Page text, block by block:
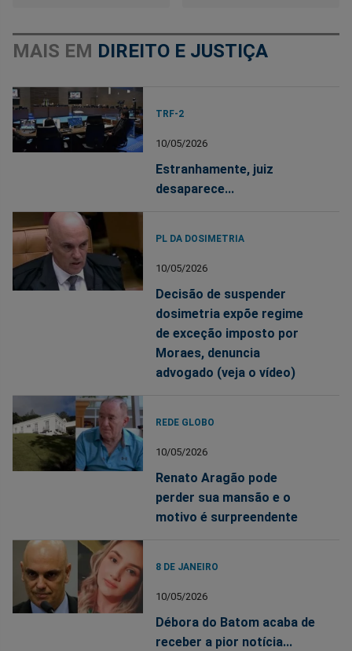
MAIS EM DIREITO E JUSTIÇA
TRF-2
10/05/2026
Estranhamente, juiz
desaparece...
PL DA DOSIMETRIA
10/05/2026
Decisão de suspender
dosimetria expõe regime
de exceção imposto por
Moraes, denuncia
advogado (veja o vídeo)
REDE GLOBO
10/05/2026
Renato Aragão pode
perder sua mansão e o
motivo é surpreendente
8 DE JANEIRO
10/05/2026
Débora do Batom acaba de
receber a pior notícia...